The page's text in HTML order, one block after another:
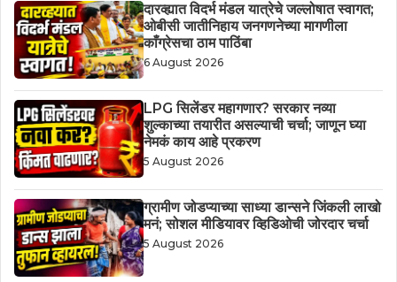
दारव्ह्यात विदर्भ मंडल यात्रेचे जल्लोषात स्वागत;
ओबीसी जातीनिहाय जनगणनेच्या मागणीला
काँग्रेसचा ठाम पाठिंबा
6 August 2026
LPG सिलेंडर महागणार? सरकार नव्या
शुल्काच्या तयारीत असल्याची चर्चा; जाणून घ्या
नेमकं काय आहे प्रकरण
5 August 2026
ग्रामीण जोडप्याच्या साध्या डान्सने जिंकली लाखो
मनं; सोशल मीडियावर व्हिडिओची जोरदार चर्चा
5 August 2026